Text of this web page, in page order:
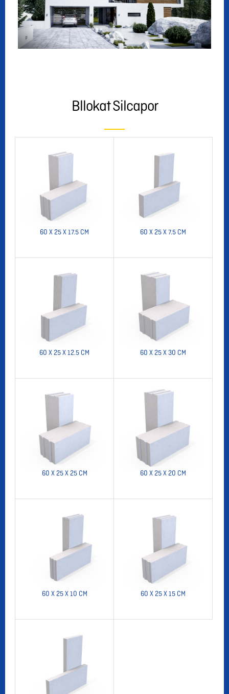
Bllokat Silcapor
60 X 25 X 17.5 CM 60 X 25 X 7.5 CM
60 X 25 X 12.5 CM 60 X 25 X 30 CM
60 X 25 X 25 CM 60 X 25 X 20 CM
60 X 25 X 10 CM 60 X 25 X 15 CM